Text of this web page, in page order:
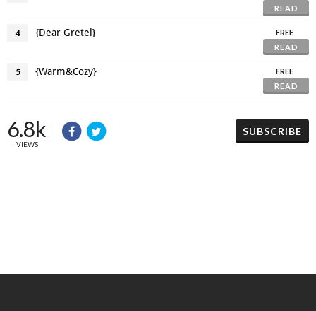
READ
4 {Dear Gretel}
FREE
READ
5 {Warm&Cozy}
FREE
READ
6.8k
VIEWS
SUBSCRIBE